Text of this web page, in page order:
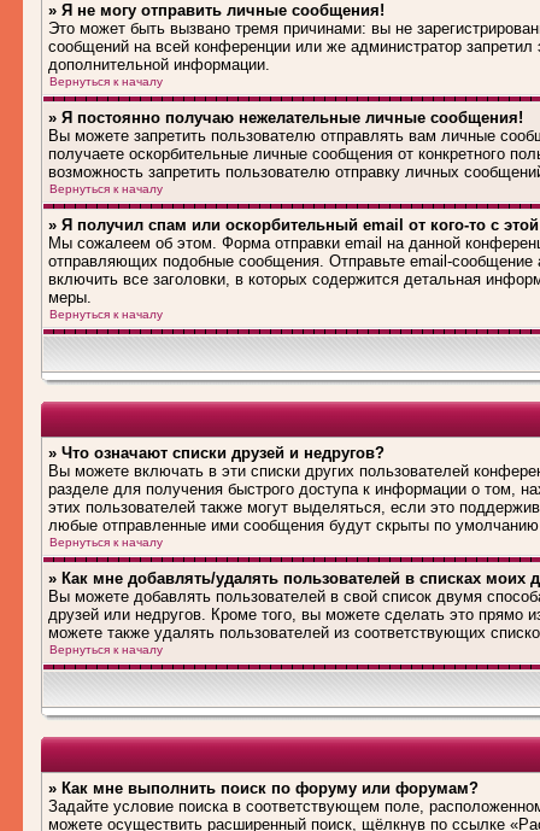
» Я не могу отправить личные сообщения!
Это может быть вызвано тремя причинами: вы не
сообщений на всей конференции или же администратор
дополнительной информации.
Вернуться к началу
» Я постоянно получаю нежелательные личные сообщения!
Вы можете запретить пользователю отправлять вам личные
получаете оскорбительные личные сообщения от конкретного
возможность запретить пользователю отправку личных
Вернуться к началу
» Я получил спам или оскорбительный email от кого-то с
Мы сожалеем об этом. Форма отправки email на данной
отправляющих подобные сообщения. Отправьте email-
включить все заголовки, в которых содержится детальная
меры.
Вернуться к началу
» Что означают списки друзей и недругов?
Вы можете включать в эти списки других пользователей
разделе для получения быстрого доступа к информации о том,
этих пользователей также могут выделяться, если это
любые отправленные ими сообщения будут скрыты по
Вернуться к началу
» Как мне добавлять/удалять пользователей в списках моих
Вы можете добавлять пользователей в свой список двумя
друзей или недругов. Кроме того, вы можете сделать это прямо
можете также удалять пользователей из соответствующих
Вернуться к началу
» Как мне выполнить поиск по форуму или форумам?
Задайте условие поиска в соответствующем поле,
можете осуществить расширенный поиск, щёлкнув по ссылке